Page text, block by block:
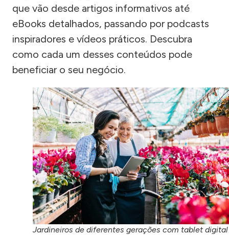
que vão desde artigos informativos até
eBooks detalhados, passando por podcasts
inspiradores e vídeos práticos. Descubra
como cada um desses conteúdos pode
beneficiar o seu negócio.
Jardineiros de diferentes gerações com tablet digital